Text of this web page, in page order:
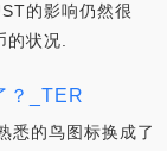
的影响仍然很
状况.
？_TER
悉的鸟图标换成了